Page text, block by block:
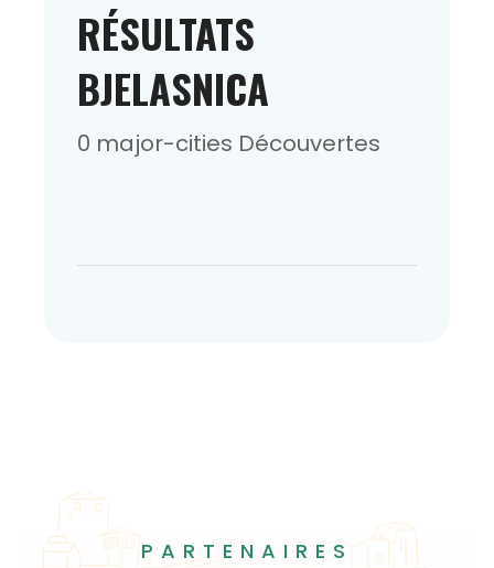
RÉSULTATS
BJELASNICA
0 major-cities Découvertes
PARTENAIRES